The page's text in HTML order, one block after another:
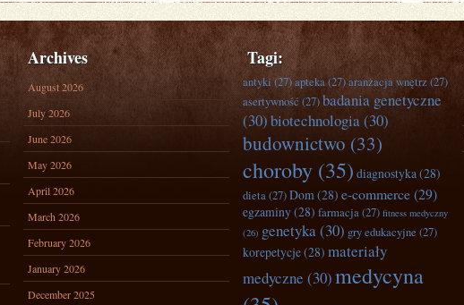
Archives
August 2026
July 2026
June 2026
May 2026
April 2026
March 2026
February 2026
January 2026
December 2025
Tagi:
antyki(27)apteka(27)aranżacja wnętrz(27)
asertywność (27)badania genetyczne
(30)biotechnologia(30)
budownictwo (33)
choroby (35) diagnostyka(28)
dieta(27)Dom(28) e-commerce(29)
egzaminy(28) farmacja(27) fitness medyczny
(26) genetyka(30) gry edukacyjne (27)
korepetycje(28) materiały
medyczne (30)medycyna